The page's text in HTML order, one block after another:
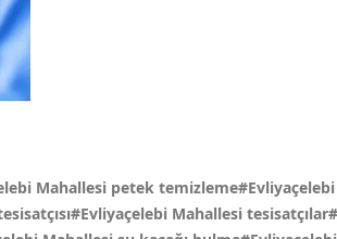
Mahallesi petek temizleme#Evliyaçelebi
Mahallesi